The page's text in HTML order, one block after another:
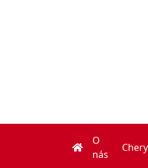
(current)
O
nás
Chery